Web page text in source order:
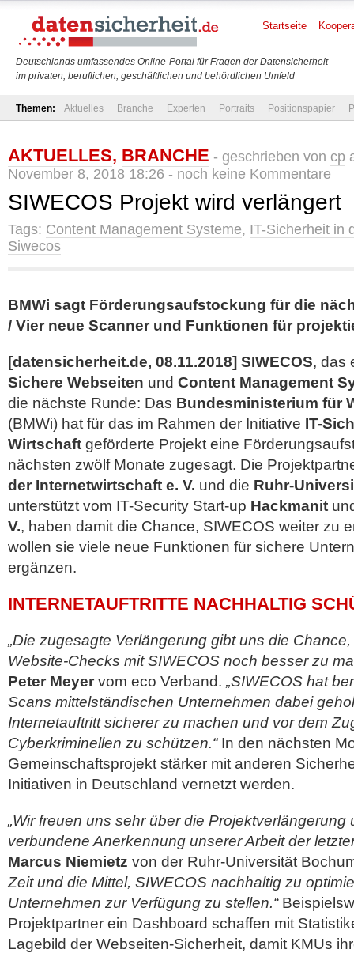
Deutschlands umfassendes Online-Portal für Fragen der Datensicherheit
im privaten, beruflichen, geschäftlichen und behördlichen Umfeld
Startseite
Themen: Aktuelles Branche Experten Portraits Positionspapier
AKTUELLES, BRANCHE - geschrieben von cp
November 8, 2018 18:26 - noch keine Kommentare
SIWECOS Projekt wird verlängert
Tags: Content Management Systeme, IT-Sicherheit in
Siwecos
BMWi sagt Förderungsaufstockung für die
/ Vier neue Scanner und Funktionen für
[datensicherheit.de, 08.11.2018] SIWECOS, das
Sichere Webseiten und Content Management
die nächste Runde: Das Bundesministerium für
(BMWi) hat für das im Rahmen der Initiative IT-
Wirtschaft geförderte Projekt eine
nächsten zwölf Monate zugesagt. Die
der Internetwirtschaft e. V. und die Ruhr-
unterstützt vom IT-Security Start-up Hackmanit
V., haben damit die Chance, SIWECOS weiter zu
wollen sie viele neue Funktionen für sichere
ergänzen.
INTERNETAUFTRITTE NACHHALTIG
„Die zugesagte Verlängerung gibt uns die
Website-Checks mit SIWECOS noch besser zu
Peter Meyer vom eco Verband. „SIWECOS hat
Scans mittelständischen Unternehmen dabei
Internetauftritt sicherer zu machen und vor dem
Cyberkriminellen zu schützen.“In den nächsten
Gemeinschaftsprojekt stärker mit anderen
Initiativen in Deutschland vernetzt werden.
„Wir freuen uns sehr über die Projektverlängerung
verbundene Anerkennung unserer Arbeit der
Marcus Niemietz von der Ruhr-Universität
Zeit und die Mittel, SIWECOS nachhaltig zu
Unternehmen zur Verfügung zu stellen.“
Projektpartner ein Dashboard schaffen mit
Lagebild der Webseiten-Sicherheit, damit KMUs